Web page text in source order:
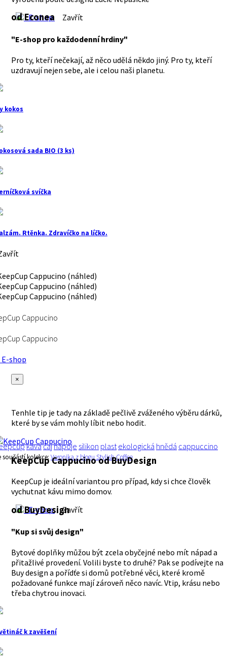
E-shop
Zavřít
od Econea
"E-shop pro každodenní hrdiny"
Pro ty, kteří nečekají, až něco udělá někdo jiný. Pro ty, kteří
uzdravují nejen sebe, ale i celou naši planetu.
kokos
sada BIO (3 ks)
svíčka
Rtěnka. Zdravíčko na líčko.
Cappucino
Cappucino
shop
×
Tenhle tip je tady na základě pečlivě zváženého výběru dárků,
které by se vám mohly líbit nebo hodit.
kávačajnápoje silikon plast ekologická hnědá cappuccino
součástí kolekce: Veronika z blogu Stylish Coffee
KeepCup Cappucinood BuyDesign
KeepCup je ideální variantou pro případ, kdy si chce člověk
vychutnat kávu mimo domov.
E-shop Zavřít
od BuyDesign
"Kup si svůj design"
Bytové doplňky můžou být zcela obyčejné nebo mít nápad a
přitažlivé provedení. Volili byste to druhé? Pak se podívejte na
Buy design a pořídťe si domů potřebné věci, které kromě
požadované funkce mají zároveň něco navíc. Vtip, krásu nebo
třeba chytrou inovaci.
k zavěšení